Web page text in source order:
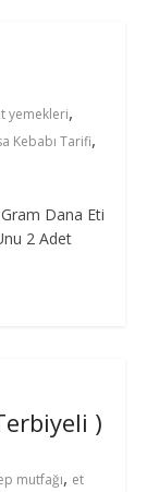
yemekleri,
Kebabı Tarifi,
Dana Eti
2 Adet
)
mutfağı, et